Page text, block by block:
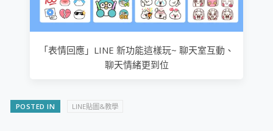
「表情回應」LINE 新功能這樣玩~ 聊天室互動、
聊天情緒更到位
POSTED IN LINE貼圖&教學